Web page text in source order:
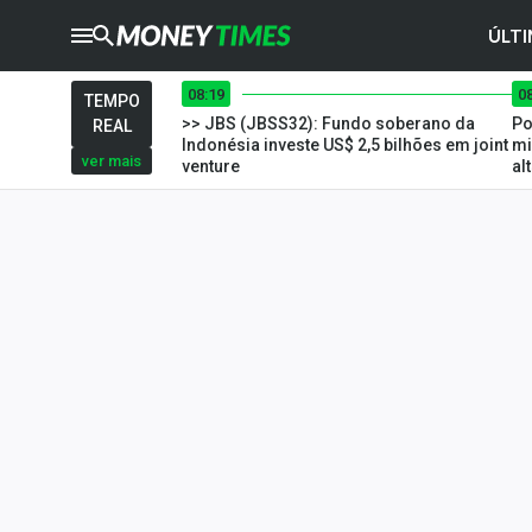
CRYPTOTIMES
TIMES
Ibovespa
TEMPO
REAL
ver mais
08:19
>> JBS (JBSS32): Fundo soberano da
Indonésia investe US$ 2,5 bilhões em joint
venture